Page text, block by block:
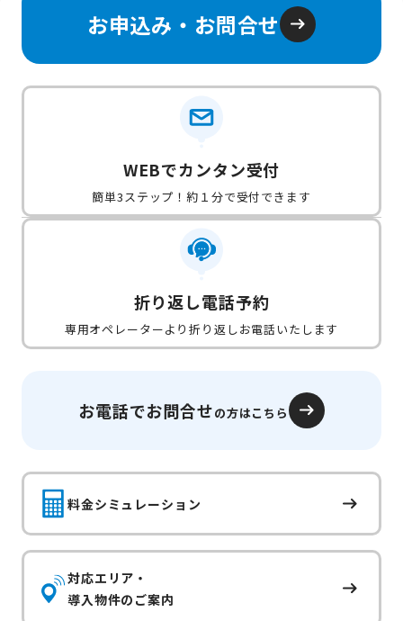
お申込み・お問合せ
WEBでカンタン受付
簡単3ステップ！約１分で受付できます
折り返し電話予約
専用オペレーターより折り返しお電話いたします
お電話でお問合せの方はこちら
料金シミュレーション
対応エリア・
導入物件のご案内